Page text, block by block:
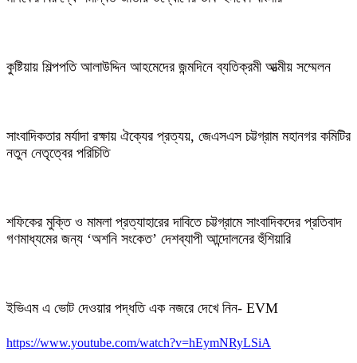
কুষ্টিয়ায় শিল্পপতি আলাউদ্দিন আহমেদের জন্মদিনে ব্যতিক্রমী আত্মীয় সম্মেলন
সাংবাদিকতার মর্যাদা রক্ষায় ঐক্যের প্রত্যয়, জেএসএস চট্টগ্রাম মহানগর কমিটির
নতুন নেতৃত্বের পরিচিতি
শফিকের মুক্তি ও মামলা প্রত্যাহারের দাবিতে চট্টগ্রামে সাংবাদিকদের প্রতিবাদ
গণমাধ্যমের জন্য ‘অশনি সংকেত’ দেশব্যাপী আন্দোলনের হুঁশিয়ারি
ইভিএম এ ভোট দেওয়ার পদ্ধতি এক নজরে দেখে নিন- EVM
https://www.youtube.com/watch?v=hEymNRyLSiA